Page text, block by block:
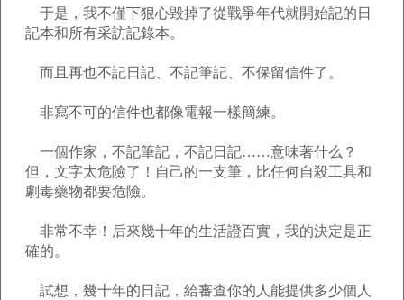
于是，我不僅下狠心毀掉了從戰爭年代就開始記的日
記本和所有采訪記錄本。
而且再也不記日記、不記筆記、不保留信件了。
非寫不可的信件也都像電報一樣簡練。
一個作家，不記筆記，不記日記……意味著什么？
但，文字太危險了！自己的一支筆，比任何自殺工具和
劇毒藥物都要危險。
非常不幸！后來幾十年的生活證百實，我的決定是正
確的。
試想，幾十年的日記，給審查你的人能提供多少個人